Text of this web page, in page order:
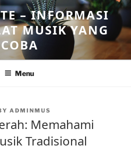
– INFORMASI
MUSIK YANG
Menu
ADMINMUS
Memahami
Tradisional